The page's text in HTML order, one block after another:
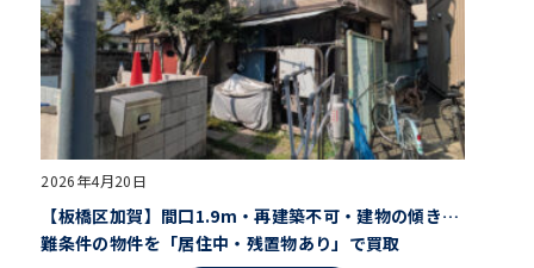
2026年4月20日
【板橋区加賀】間口1.9m・再建築不可・建物の傾き…
難条件の物件を「居住中・残置物あり」で買取